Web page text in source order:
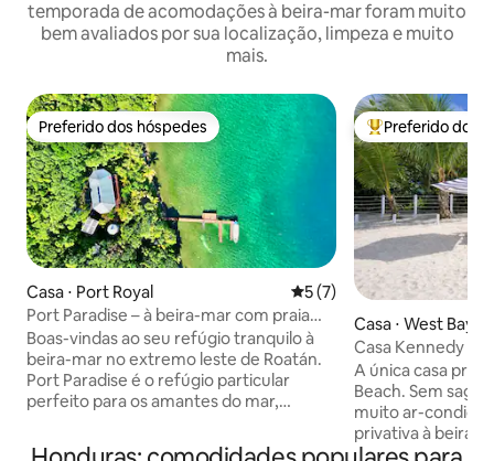
temporada de acomodações à beira-mar foram muito
bem avaliados por sua localização, limpeza e muito
mais.
Preferido dos hóspedes
Preferido dos hóspedes
Casa ⋅ Port Royal 5 de uma avaliação média
5 (7)
Port Paradise – à beira-mar com praia
privativa e doca
Boas-vindas ao seu refúgio tranquilo à
beira-mar no extremo leste de Roatán.
Port Paradise é o refúgio particular
perfeito para os amantes do mar,
autônomo e snorkel de alto nível na Cow
Entre os
Preferido dos
Casa ⋅ West Bay
Casa Kennedy -
Praia de West Bay
A única casa
Beach. Sem
muito ar-condicionado. Sua
privativa à beira-
segurança do